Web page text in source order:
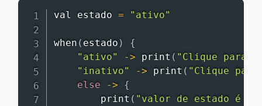
val estado = "ativo"
when ( estado )
{
"ativo"
-> print ( "Clique para
"inativo"
-> print ( "Clique
else
->
{
print ( "valor de estado é